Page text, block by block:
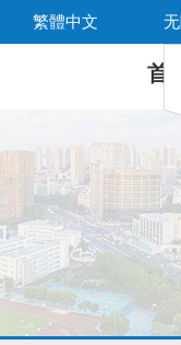
繁體中文
首